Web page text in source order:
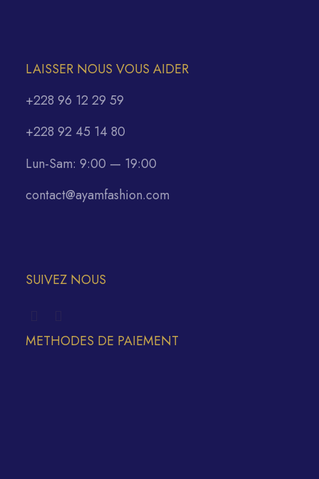
LAISSER NOUS VOUS AIDER
+228 96 12 29 59
+228 92 45 14 80
Lun-Sam: 9:00 — 19:00
contact@ayamfashion.com
SUIVEZ NOUS
METHODES DE PAIEMENT